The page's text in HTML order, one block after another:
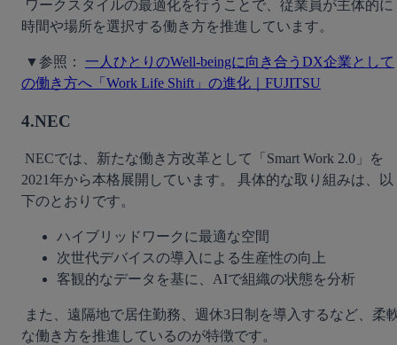
時間や場所を選択する働き方を推進しています。
▼参照： 一人ひとりのWell-beingに向き合うDX企業として
の働き方へ「Work Life Shift」の進化｜FUJITSU
4.NEC
2021年から本格展開しています。 具体的な取り組みは、以
下のとおりです。
ハイブリッドワークに最適な空間
次世代デバイスの導入による生産性の向上
客観的なデータを基に、AIで組織の状態を分析
な働き方を推進しているのが特徴です。